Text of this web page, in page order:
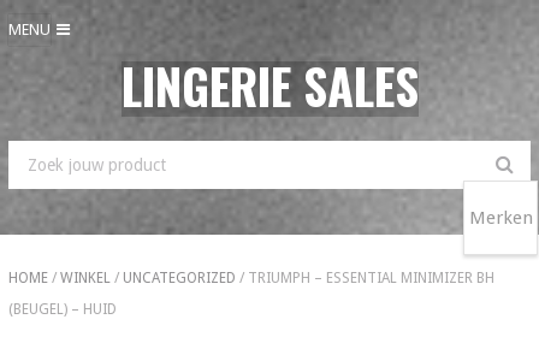
MENU
LINGERIE SALES
HOME/ WINKEL/ UNCATEGORIZED / TRIUMPH – ESSENTIAL MINIMIZER BH
(BEUGEL) – HUID
Merken